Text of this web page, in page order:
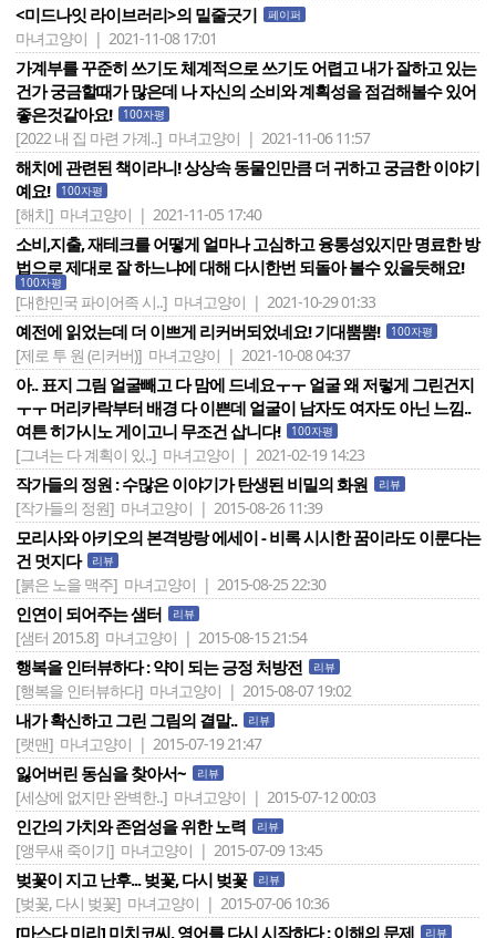
<미드나잇 라이브러리>의 밑줄긋기 페이퍼
마녀고양이 | 2021-11-08 17:01
가계부를 꾸준히 쓰기도 체계적으로 쓰기도 어렵고 내가 잘하고 있는
건가 궁금할때가 많은데 나 자신의 소비와 계획성을 점검해볼수 있어
좋은것같아요!
100자평
[2022 내 집 마련 가계..] 마녀고양이 | 2021-11-06 11:57
해치에 관련된 책이라니! 상상속 동물인만큼 더 귀하고 궁금한 이야기
예요!
100자평
[해치] 마녀고양이 | 2021-11-05 17:40
소비,지출, 재테크를 어떻게 얼마나 고심하고 융통성있지만 명료한 방
법으로 제대로 잘 하느냐에 대해 다시한번 되돌아 볼수 있을듯해요!
100자평
[대한민국 파이어족 시..] 마녀고양이 | 2021-10-29 01:33
예전에 읽었는데 더 이쁘게 리커버되었네요! 기대뿜뿜! 100자평
[제로 투 원 (리커버)] 마녀고양이 | 2021-10-08 04:37
아.. 표지 그림 얼굴빼고 다 맘에 드네요ㅜㅜ 얼굴 왜 저렇게 그린건지
ㅜㅜ 머리카락부터 배경 다 이쁜데 얼굴이 남자도 여자도 아닌 느낌..
여튼 히가시노 게이고니 무조건 삽니다!
100자평
[그녀는 다 계획이 있..] 마녀고양이 | 2021-02-19 14:23
작가들의 정원 : 수많은 이야기가 탄생된 비밀의 화원 리뷰
[작가들의 정원] 마녀고양이 | 2015-08-26 11:39
모리사와 아키오의 본격방랑 에세이 - 비록 시시한 꿈이라도 이룬다는
건 멋지다
리뷰
[붉은 노을 맥주] 마녀고양이 | 2015-08-25 22:30
인연이 되어주는 샘터 리뷰
[샘터 2015.8] 마녀고양이 | 2015-08-15 21:54
행복을 인터뷰하다 : 약이 되는 긍정 처방전 리뷰
[행복을 인터뷰하다] 마녀고양이 | 2015-08-07 19:02
내가 확신하고 그린 그림의 결말.. 리뷰
[랫맨] 마녀고양이 | 2015-07-19 21:47
잃어버린 동심을 찾아서~ 리뷰
[세상에 없지만 완벽한..] 마녀고양이 | 2015-07-12 00:03
인간의 가치와 존엄성을 위한 노력 리뷰
[앵무새 죽이기] 마녀고양이 | 2015-07-09 13:45
벚꽃이 지고 난후... 벚꽃, 다시 벚꽃 리뷰
[벚꽃, 다시 벚꽃] 마녀고양이 | 2015-07-06 10:36
[마스다 미리] 미치코씨, 영어를 다시 시작하다 : 이해의 문제 리뷰